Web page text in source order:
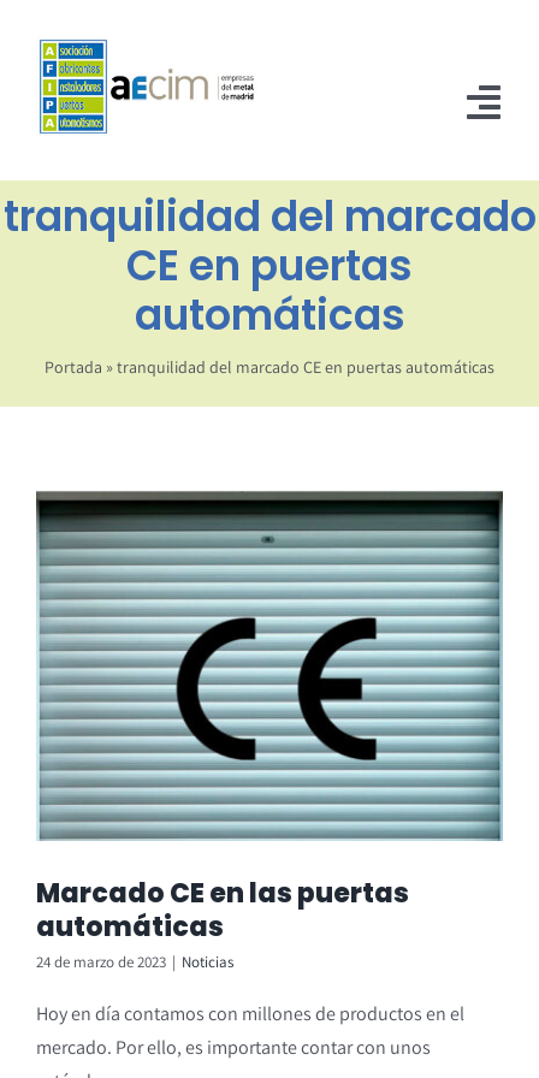
contenido
INICIO
ASOCIADOS
NOTICIAS
tranquilidad del marcado
CE en puertas
automáticas
Portada »tranquilidad del marcado CE en puertas automáticas
Marcado CE en las puertas
automáticas
24 de marzo de 2023 | Noticias
Hoy en día contamos con millones de productos en el
mercado. Por ello, es importante contar con unos